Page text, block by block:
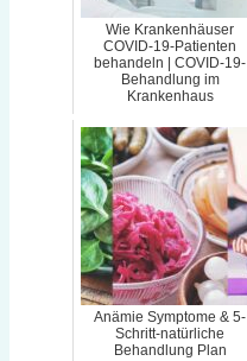
Wie Krankenhäuser
COVID-19-Patienten
behandeln | COVID-19-
Behandlung im
Krankenhaus
Anämie Symptome & 5-
Schritt-natürliche
Behandlung Plan